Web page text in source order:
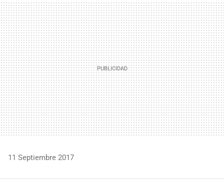
MAIL
11 Septiembre 2017